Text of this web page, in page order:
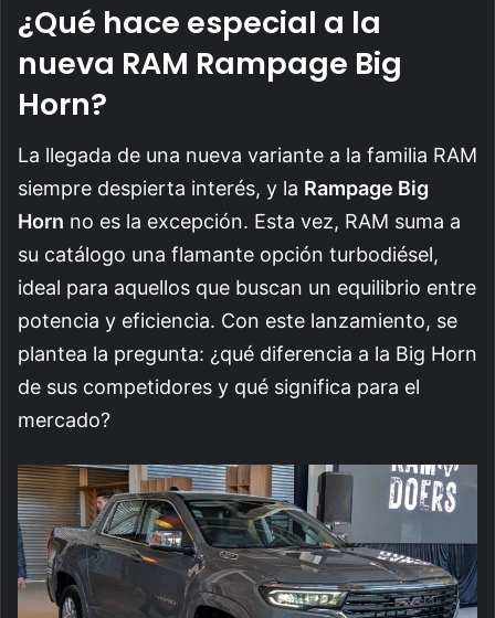
¿Qué hace especial a la
nueva RAM Rampage Big
Horn?
La llegada de una nueva variante a la familia RAM
siempre despierta interés, y la Rampage Big
Horn no es la excepción. Esta vez, RAM suma a
su catálogo una flamante opción turbodiésel,
ideal para aquellos que buscan un equilibrio entre
potencia y eficiencia. Con este lanzamiento, se
plantea la pregunta: ¿qué diferencia a la Big Horn
de sus competidores y qué significa para el
mercado?